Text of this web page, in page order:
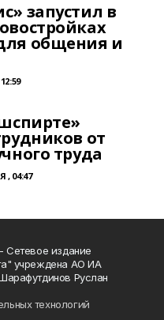
запустил в
общения и
от
труда
, 04:47
Сетевое издание
учреждена АО ИА
Руслан
технологий